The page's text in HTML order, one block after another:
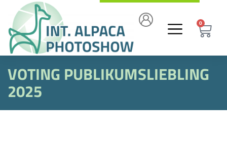
0
VOTING PUBLIKUMSLIEBLING
2025